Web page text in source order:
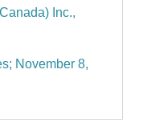
Inc.,
November 8,